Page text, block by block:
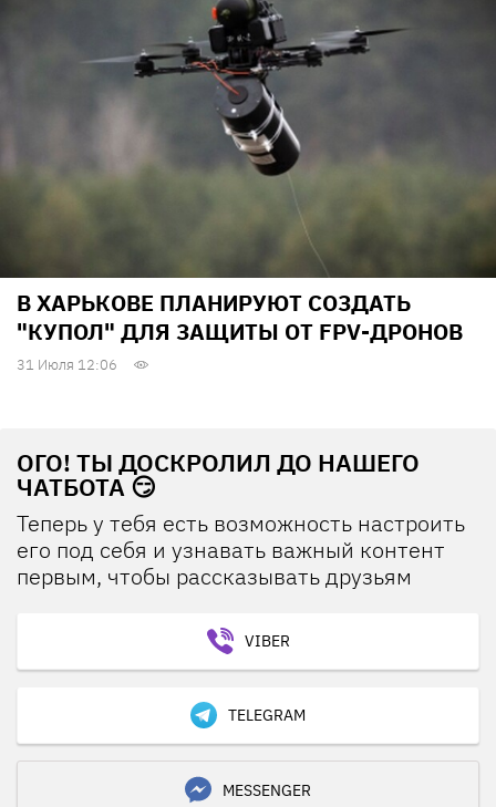
В ХАРЬКОВЕ ПЛАНИРУЮТ СОЗДАТЬ
"КУПОЛ" ДЛЯ ЗАЩИТЫ ОТ FPV-ДРОНОВ
31 Июля 12:06
ОГО! ТЫ ДОСКРОЛИЛ ДО НАШЕГО
ЧАТБОТА 😏
Теперь у тебя есть возможность настроить
его под себя и узнавать важный контент
первым, чтобы рассказывать друзьям
VIBER
TELEGRAM
MESSENGER